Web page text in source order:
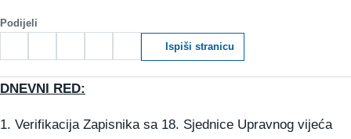
Podijeli
Ispiši stranicu
DNEVNI RED:
1. Verifikacija Zapisnika sa 18. Sjednice Upravnog vijeća